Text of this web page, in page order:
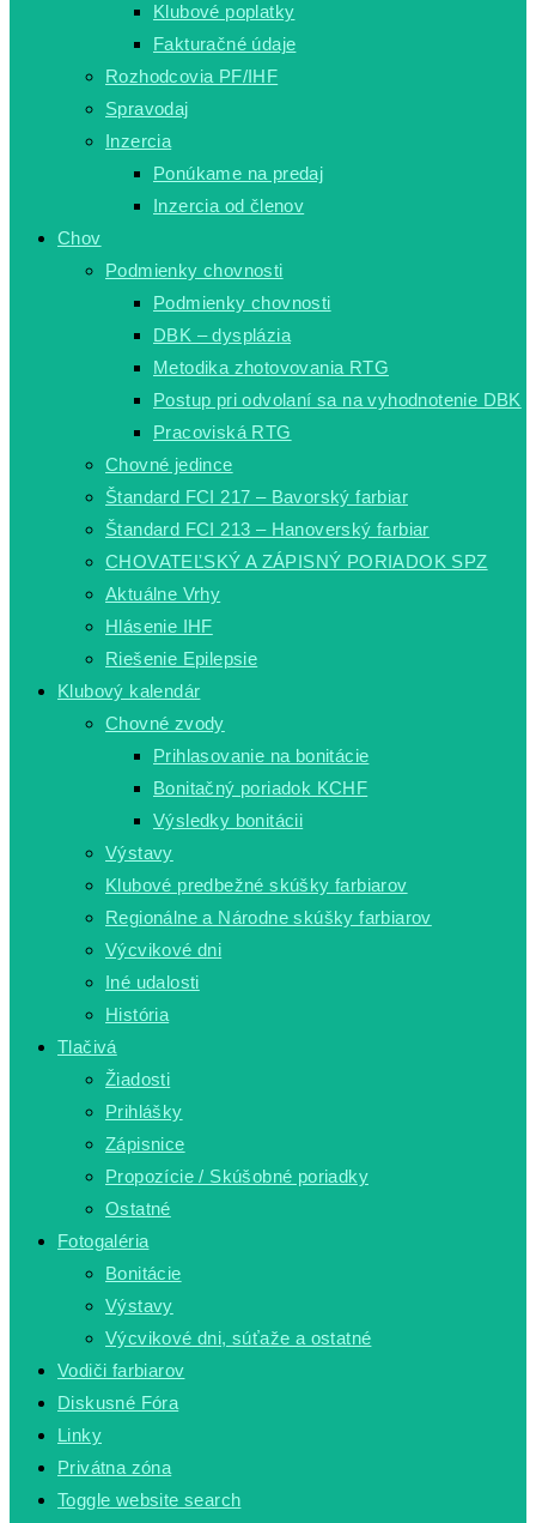
Klubové poplatky
Fakturačné údaje
Rozhodcovia PF/IHF
Spravodaj
Inzercia
Ponúkame na predaj
Inzercia od členov
Chov
Podmienky chovnosti
Podmienky chovnosti
DBK – dysplázia
Metodika zhotovovania RTG
Postup pri odvolaní sa na vyhodnotenie DBK
Pracoviská RTG
Chovné jedince
Štandard FCI 217 – Bavorský farbiar
Štandard FCI 213 – Hanoverský farbiar
CHOVATEĽSKÝ A ZÁPISNÝ PORIADOK SPZ
Aktuálne Vrhy
Hlásenie IHF
Riešenie Epilepsie
Klubový kalendár
Chovné zvody
Prihlasovanie na bonitácie
Bonitačný poriadok KCHF
Výsledky bonitácii
Výstavy
Klubové predbežné skúšky farbiarov
Regionálne a Národne skúšky farbiarov
Výcvikové dni
Iné udalosti
História
Tlačivá
Žiadosti
Prihlášky
Zápisnice
Propozície / Skúšobné poriadky
Ostatné
Fotogaléria
Bonitácie
Výstavy
Výcvikové dni, súťaže a ostatné
Vodiči farbiarov
Diskusné Fóra
Linky
Privátna zóna
Toggle website search